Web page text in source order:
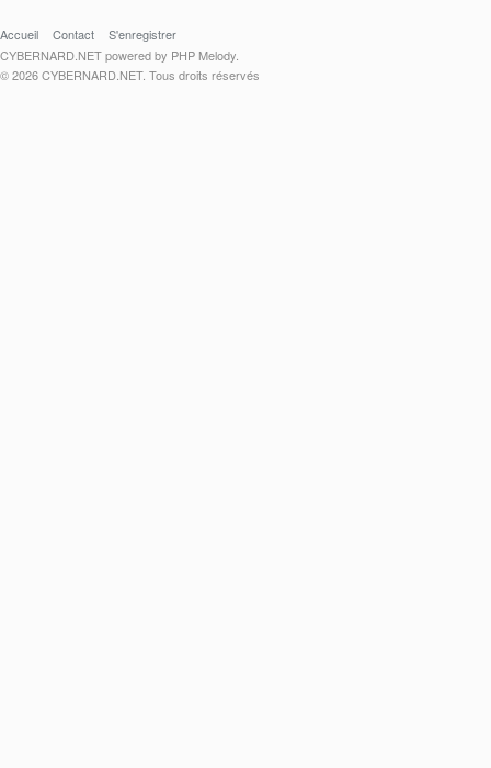
Accueil Contact
S'enregistrer
CYBERNARD.NET powered by PHP Melody.
© 2026 CYBERNARD.NET. Tous droits réservés